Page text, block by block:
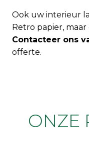
Ook uw interieur
Retro papier,
Contacteer ons
offerte.
ONZE